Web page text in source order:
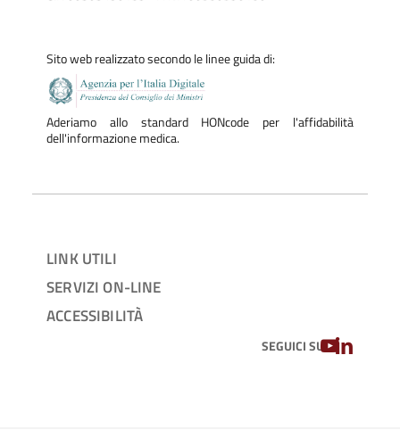
l’Hospice ed il Day Hospice della Fondazione.
E’ infine attiva in ambito scientifico e ha partecipato e
partecipa ad attività di ricerca clinica nell’ambito della
Sito web realizzato secondo le linee guida di:
Aderiamo allo standard HONcode per l'affidabilità
dell'informazione medica.
LINK UTILI
SERVIZI ON-LINE
ACCESSIBILITÀ
SEGUICI SUYOUTUBE
LINKEDIN